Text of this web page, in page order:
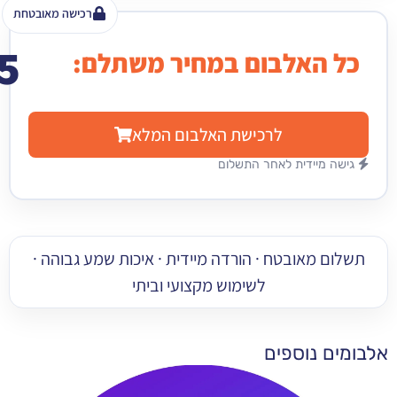
רכישה מאובטחת
האלבום במחיר משתלם: ₪ 15
לרכישת האלבום המלא
מיידית לאחר התשלום
מאובטח · הורדה מיידית · איכות שמע גבוהה ·
לשימוש מקצועי וביתי
נוספים